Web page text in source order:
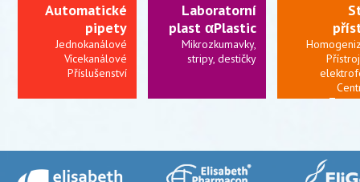
Automatické
pipety
Jednokanálové
Vícekanálové
Příslušenství
Laboratorní
plast αPlastic
Mikrozkumavky,
stripy, destičky